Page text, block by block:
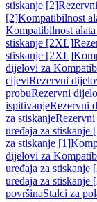
stiskanje [2]
[2]Kompatibilnost
Kompatibilnost
stiskanje [2XL]
stiskanje [2XL]
dijelovi za
cijeviRezervni
probuRezervni
ispitivanjeRezervni
za stiskanje
uređaja za stiskanje
za stiskanje [1]
dijelovi za
uređaja za stiskanje
uređaja za stiskanje
površinaStalci za